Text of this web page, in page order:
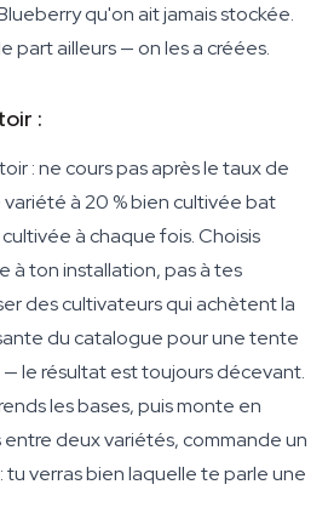
qu'on ait jamais stockée.
part ailleurs — on les a créées.
:
: ne cours pas après le taux de
variété à 20 % bien cultivée bat
à chaque fois. Choisis
à ton installation, pas à tes
des cultivateurs qui achètent la
du catalogue pour une tente
le résultat est toujours décevant.
les bases, puis monte en
entre deux variétés, commande un
tu verras bien laquelle te parle une